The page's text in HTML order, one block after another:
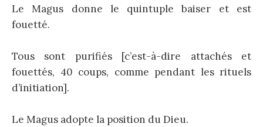
Le Magus donne le quintuple baiser et est
fouetté.
Tous sont purifiés [c’est-à-dire attachés et
fouettés, 40 coups, comme pendant les rituels
d’initiation].
Le Magus adopte la position du Dieu.